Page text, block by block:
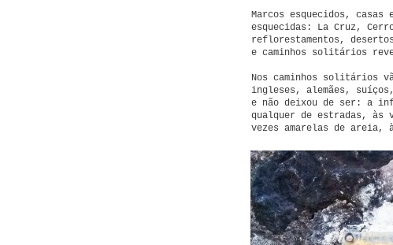
Marcos esquecidos, casas
esquecidas: La Cruz,
reflorestamentos,
e caminhos solitários
Nos caminhos solitários
ingleses, alemães,
e não deixou de ser: a
qualquer de estradas, às
vezes amarelas de